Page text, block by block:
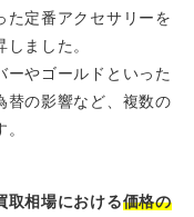
た定番アクセサリーを
ました。
ーやゴールドといった
替の影響など、複数の
取相場における価格の